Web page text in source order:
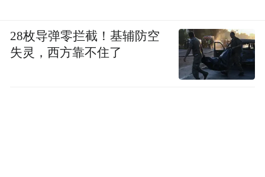
28枚导弹零拦截！基辅防空
失灵，西方靠不住了